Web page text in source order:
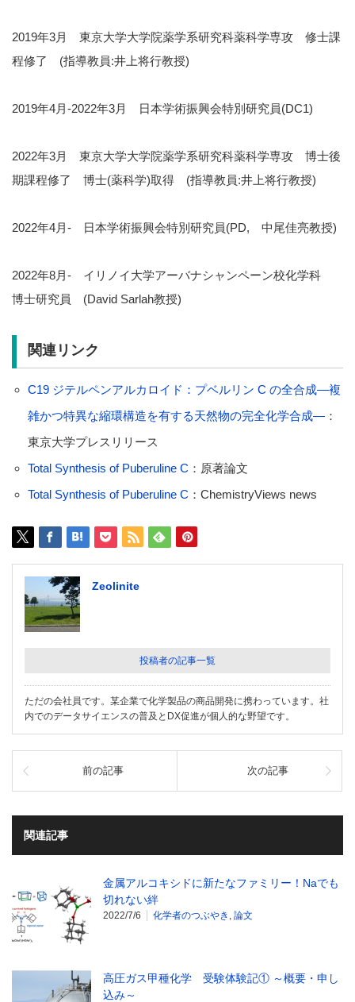
2019年3月 東京大学大学院薬学系研究科薬科学専攻 修士課
程修了 (指導教員:井上将行教授)
2019年4月-2022年3月 日本学術振興会特別研究員(DC1)
2022年3月 東京大学大学院薬学系研究科薬科学専攻 博士後
期課程修了 博士(薬科学)取得 (指導教員:井上将行教授)
2022年4月- 日本学術振興会特別研究員(PD, 中尾佳亮教授)
2022年8月- イリノイ大学アーバナシャンペーン校化学科
博士研究員 (David Sarlah教授)
関連リンク
C19 ジテルペンアルカロイド：プベルリン C の全合成―複
雑かつ特異な縮環構造を有する天然物の完全化学合成―：
東京大学プレスリリース
Total Synthesis of Puberuline C ：原著論文
Total Synthesis of Puberuline C ：ChemistryViews news
Zeolinite
投稿者の記事一覧
ただの会社員です。某企業で化学製品の商品開発に携わっています。社
内でのデータサイエンスの普及とDX促進が個人的な野望です。
前の記事 次の記事
関連記事
金属アルコキシドに新たなファミリー！Naでも
切れない絆
2022/7/6 化学者のつぶやき , 論文
高圧ガス甲種化学 受験体験記① ～概要・申し
込み～